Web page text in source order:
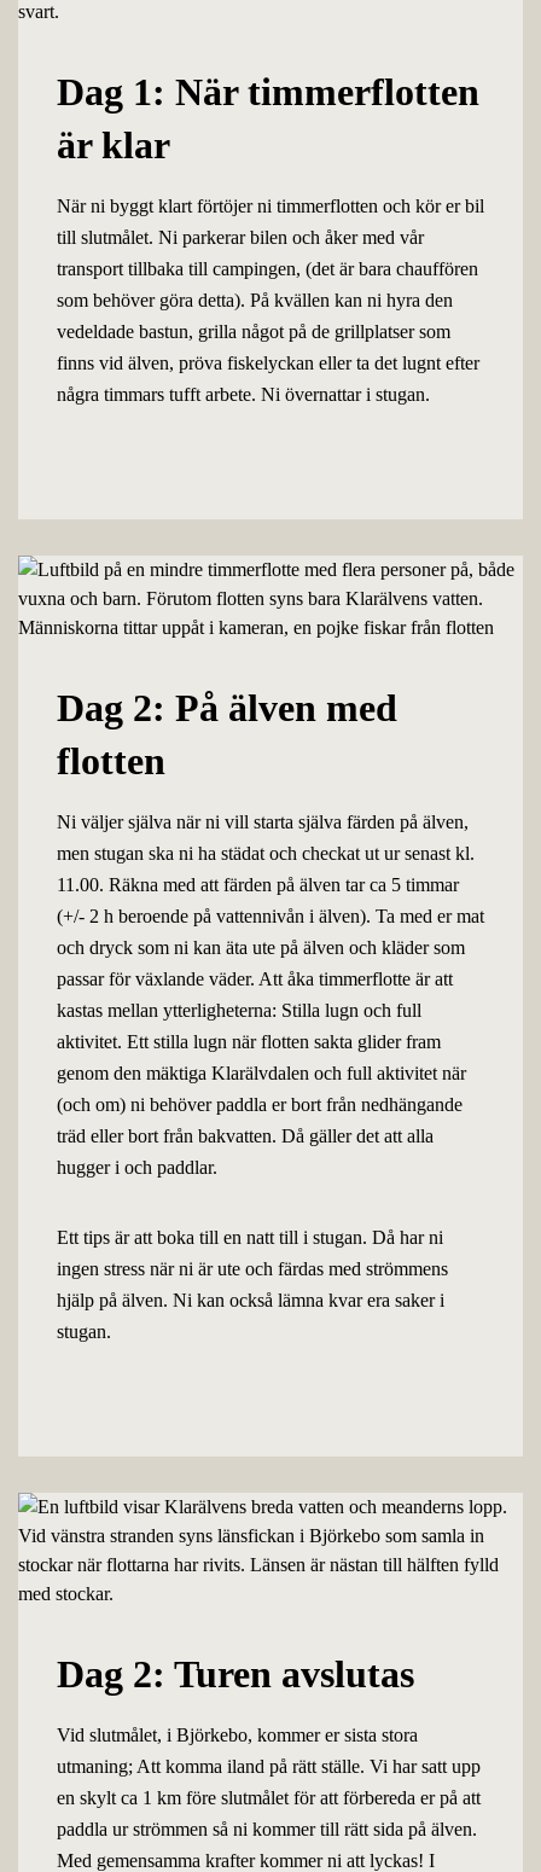
Dag 1: När timmerflotten
är klar
När ni byggt klart förtöjer ni timmerflotten och kör er bil
till slutmålet. Ni parkerar bilen och åker med vår
transport tillbaka till campingen, (det är bara chauffören
som behöver göra detta). På kvällen kan ni hyra den
vedeldade bastun, grilla något på de grillplatser som
finns vid älven, pröva fiskelyckan eller ta det lugnt efter
några timmars tufft arbete. Ni övernattar i stugan.
Dag 2: På älven med
flotten
Ni väljer själva när ni vill starta själva färden på älven,
men stugan ska ni ha städat och checkat ut ur senast kl.
11.00. Räkna med att färden på älven tar ca 5 timmar
(+/- 2 h beroende på vattennivån i älven). Ta med er mat
och dryck som ni kan äta ute på älven och kläder som
passar för växlande väder. Att åka timmerflotte är att
kastas mellan ytterligheterna: Stilla lugn och full
aktivitet. Ett stilla lugn när flotten sakta glider fram
genom den mäktiga Klarälvdalen och full aktivitet när
(och om) ni behöver paddla er bort från nedhängande
träd eller bort från bakvatten. Då gäller det att alla
hugger i och paddlar.
Ett tips är att boka till en natt till i stugan. Då har ni
ingen stress när ni är ute och färdas med strömmens
hjälp på älven. Ni kan också lämna kvar era saker i
stugan.
Dag 2: Turen avslutas
Vid slutmålet, i Björkebo, kommer er sista stora
utmaning; Att komma iland på rätt ställe. Vi har satt upp
en skylt ca 1 km före slutmålet för att förbereda er på att
paddla ur strömmen så ni kommer till rätt sida på älven.
Med gemensamma krafter kommer ni att lyckas! I